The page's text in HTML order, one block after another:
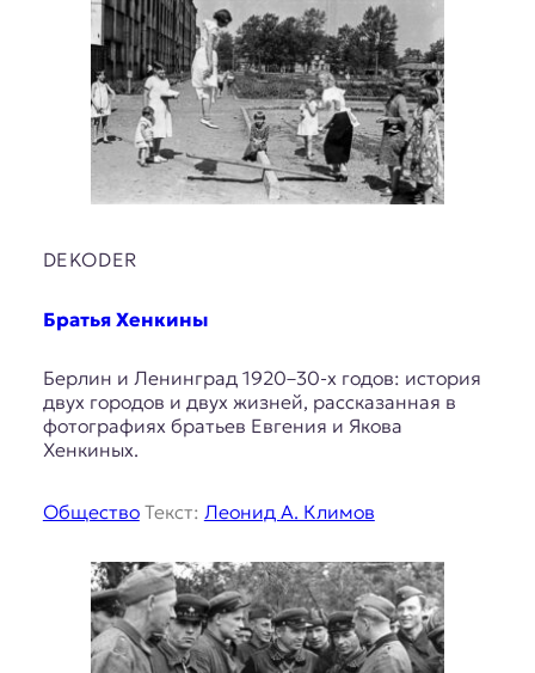
DEKODER
Братья Хенкины
Берлин и Ленинград 1920–30-х годов: история
двух городов и двух жизней, рассказанная в
фотографиях братьев Евгения и Якова
Хенкиных.
ОбществоТекст: Леонид А. Климов